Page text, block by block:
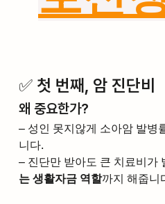
✅ 첫 번째, 암 진단비
왜 중요한가?
– 성인 못지않게 소아암 발병
니다.
– 진단만 받아도 큰 치료비가
는 생활자금 역할까지 해줍니